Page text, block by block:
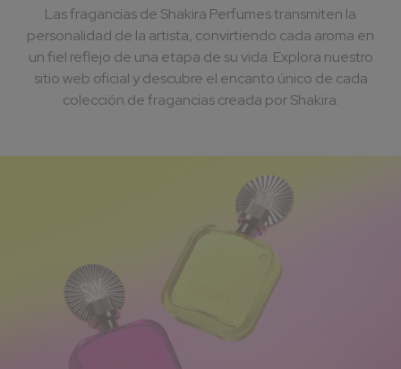
Las fragancias de Shakira Perfumes transmiten la
personalidad de la artista, convirtiendo cada aroma en
un fiel reflejo de una etapa de su vida. ​Explora nuestro
sitio web oficial y descubre el encanto único de cada
colección de fragancias creada por Shakira.